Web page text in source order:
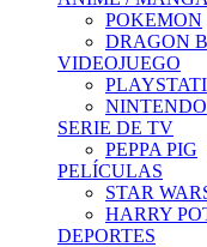
POKEMON
DRAGON
VIDEOJUEGO
NINTENDO
SERIE DE TV
PEPPA PIG
PELÍCULAS
STAR
HARRY
DEPORTES